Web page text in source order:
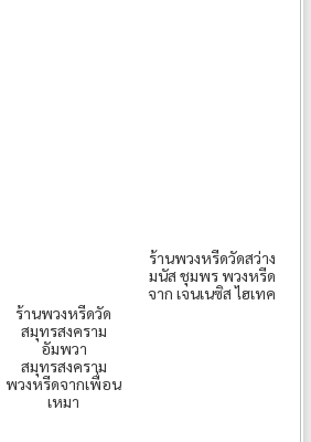
ร้านพวงหรีดวัด
สมุทรสงคราม
อัมพวา
สมุทรสงคราม
พวงหรีดจากเพื่อน
เหมา
ร้านพวงหรีดวัดสว่าง
มนัส ชุมพร พวงหรีด
จาก เจนเนซิส ไฮเทค